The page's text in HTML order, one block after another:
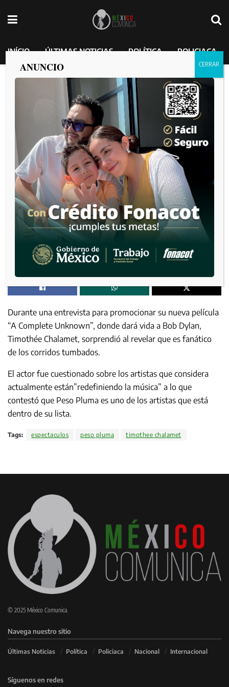
INÍCIO ÚLTIMAS NOTICIAS POLÍTICA POLICIACA
Timothée Chalamet halaga a Peso
Pluma. “Está redefiniendo a la música”.
MEXICO COMUNICA 2025-01-17
Durante una entrevista para promocionar su nueva película
“A Complete Unknown”, donde dará vida a Bob Dylan,
Timothée Chalamet, sorprendió al revelar que es fanático
de los corridos tumbados.
El actor fue cuestionado sobre los artistas que considera
actualmente están”redefiniendo la música” a lo que
contestó que Peso Pluma es uno de los artistas que está
dentro de su lista.
Tags: espectaculos peso pluma timothee chalamet
© 2025 México Comunica.
Navega nuestro sitio
Últimas Noticias Política Policiaca Nacional Internacional
Síguenos en redes
ANUNCIO